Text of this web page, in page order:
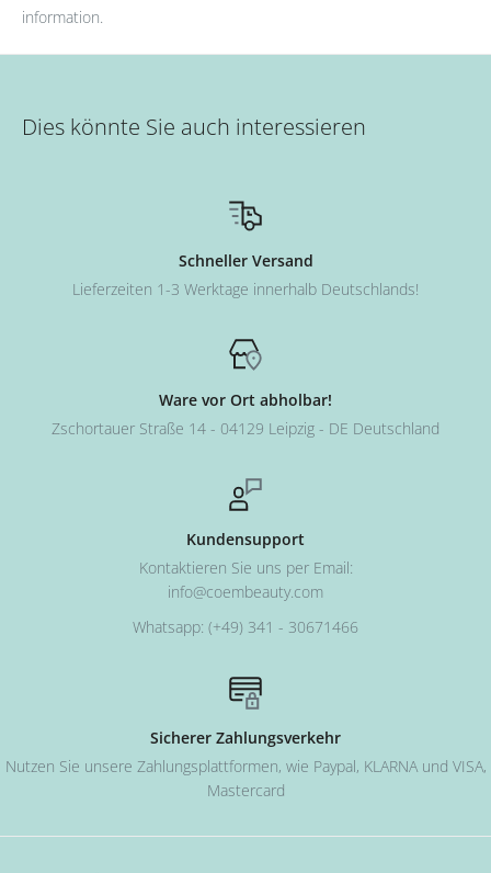
information.
Dies könnte Sie auch interessieren
Schneller Versand
Lieferzeiten 1-3 Werktage innerhalb Deutschlands!
Ware vor Ort abholbar!
Zschortauer Straße 14 - 04129 Leipzig - DE Deutschland
Kundensupport
Kontaktieren Sie uns per Email:
info@coembeauty.com
Whatsapp: (+49) 341 - 30671466
Sicherer Zahlungsverkehr
Nutzen Sie unsere Zahlungsplattformen, wie Paypal, KLARNA und VISA,
Mastercard